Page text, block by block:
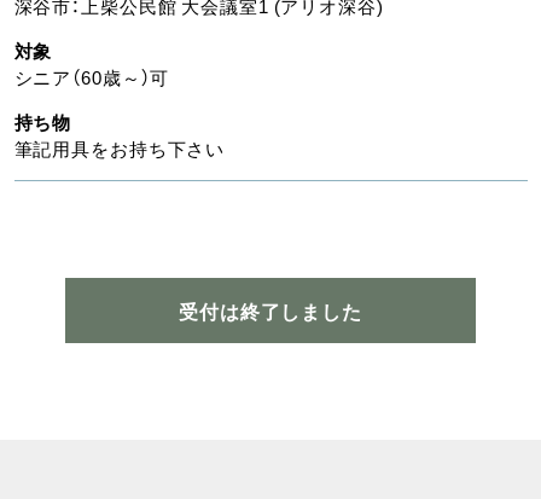
深谷市：上柴公民館 大会議室1 (アリオ深谷)
対象
シニア（60歳～）可
持ち物
筆記用具をお持ち下さい
受付は終了しました